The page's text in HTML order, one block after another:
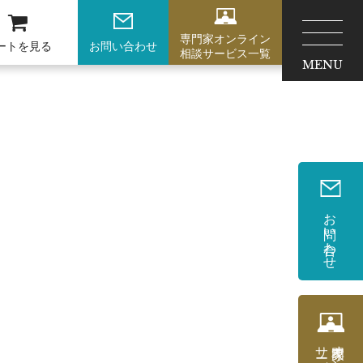
トを見る お問い合わせ
専門家オンライン
相談サービス一覧
MENU
お問い合わせ